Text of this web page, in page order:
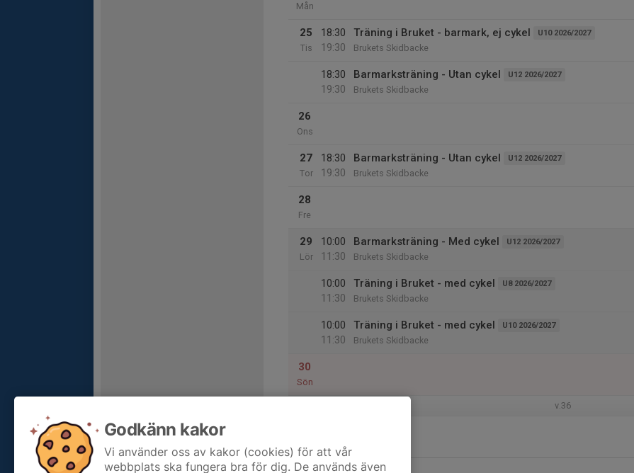
Mån
25
Tis
18:30
19:30
Träning i Bruket - barmark, ej cykel U10 2026/2027
Brukets Skidbacke
18:30
19:30
Barmarksträning - Utan cykel U12 2026/2027
Brukets Skidbacke
26
Ons
27
Tor
18:30
19:30
Barmarksträning - Utan cykel U12 2026/2027
Brukets Skidbacke
28
Fre
29
Lör
10:00
11:30
Barmarksträning - Med cykel U12 2026/2027
Brukets Skidbacke
10:00
11:30
Träning i Bruket - med cykel U8 2026/2027
Brukets Skidbacke
10:00
11:30
Träning i Bruket - med cykel U10 2026/2027
Brukets Skidbacke
30
Sön
v.36
Godkänn kakor
Vi använder oss av kakor (cookies) för att vår
webbplats ska fungera bra för dig. De används även